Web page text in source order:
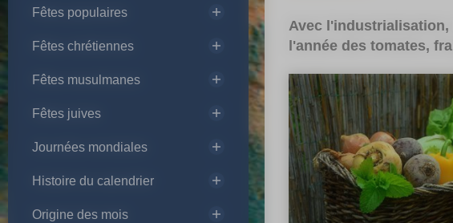
Avec l'industrialisation,
l'année des tomates,
Fêtes populaires
Fêtes chrétiennes
Fêtes musulmanes
Fêtes juives
Journées mondiales
Histoire du calendrier
Origine des mois